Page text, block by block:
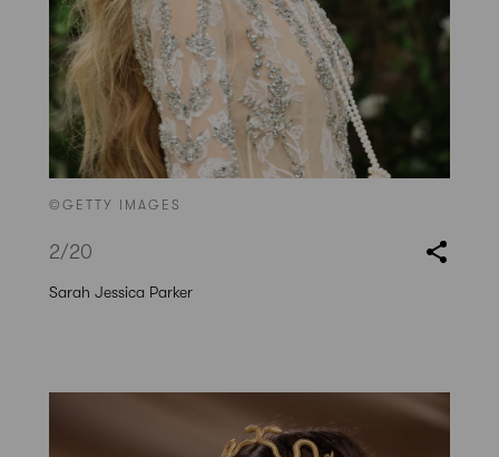
©GETTY IMAGES
2/20
Sarah Jessica Parker